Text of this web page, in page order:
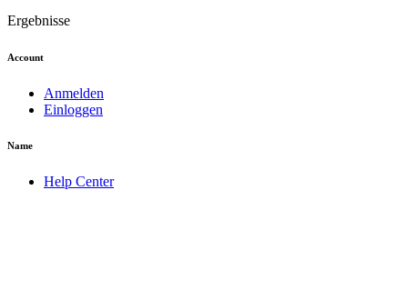
Ergebnisse
Account
Anmelden
Einloggen
Name
Help Center